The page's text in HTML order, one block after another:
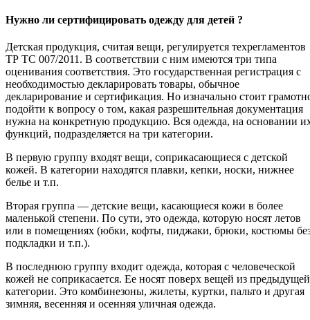
Нужно ли сертифицировать одежду для детей ?
Детская продукция, считая вещи, регулируется техрегламентов
ТР ТС 007/2011. В соответствии с ним имеются три типа
оценивания соответствия. Это государственная регистрация с
необходимостью декларировать товары, обычное
декларирование и сертификация. Но изначально стоит
подойти к вопросу о том, какая разрешительная документация
нужна на конкретную продукцию. Вся одежда, на основании
функций, подразделяется на три категории.
В первую группу входят вещи, соприкасающиеся с детской
кожей. В категории находятся плавки, кепки, носки, нижнее
белье и т.п.
Вторая группа — детские вещи, касающиеся кожи в более
маленькой степени. По сути, это одежда, которую носят летов
или в помещениях (юбки, кофты, пиджаки, брюки, костюмы
подкладки и т.п.).
В последнюю группу входит одежда, которая с человеческой
кожей не соприкасается. Ее носят поверх вещей из предыдущей
категории. Это комбинезоны, жилеты, куртки, пальто и другая
зимняя, весенняя и осенняя уличная одежда.